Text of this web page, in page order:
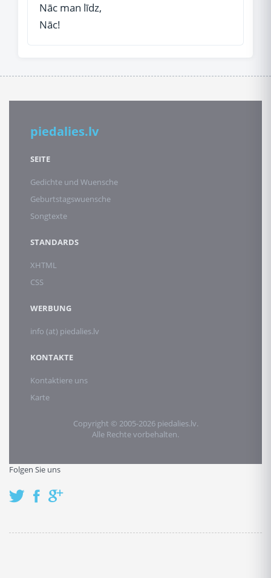
Nāc man līdz,
Nāc!
piedalies.lv
SEITE
Gedichte und Wuensche
Geburtstagswuensche
Songtexte
STANDARDS
XHTML
CSS
WERBUNG
info (at) piedalies.lv
KONTAKTE
Kontaktiere uns
Karte
Copyright © 2005-2026 piedalies.lv.
Alle Rechte vorbehalten.
Folgen Sie uns